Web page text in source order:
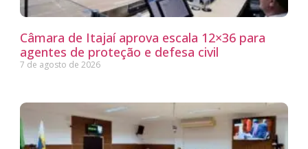
Câmara de Itajaí aprova escala 12×36 para
agentes de proteção e defesa civil
7 de agosto de 2026